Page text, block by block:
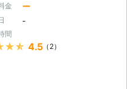
金 ー
-
間
4.5（2）